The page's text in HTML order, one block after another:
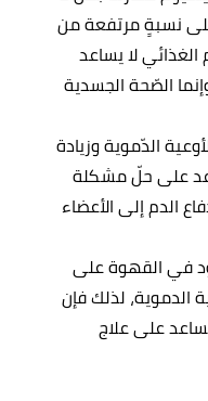
نسبةٍ مرتفعة من
لا يساعد
الصّحة الجسدية
الدّموية وزيادة
على حلّ مشكلة
الدم إلى الأعضاء
في القهوة على
الدموية، لذلك فإن
على علاج